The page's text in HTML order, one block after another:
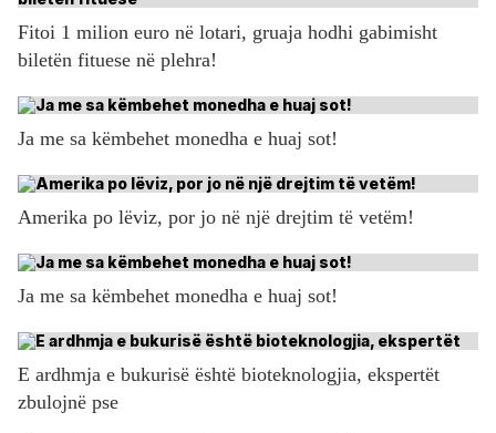
Fitoi 1 milion euro në lotari, gruaja hodhi gabimisht
biletën fituese në plehra!
Ja me sa këmbehet monedha e huaj sot!
Amerika po lëviz, por jo në një drejtim të vetëm!
Ja me sa këmbehet monedha e huaj sot!
E ardhmja e bukurisë është bioteknologjia, ekspertët
zbulojnë pse